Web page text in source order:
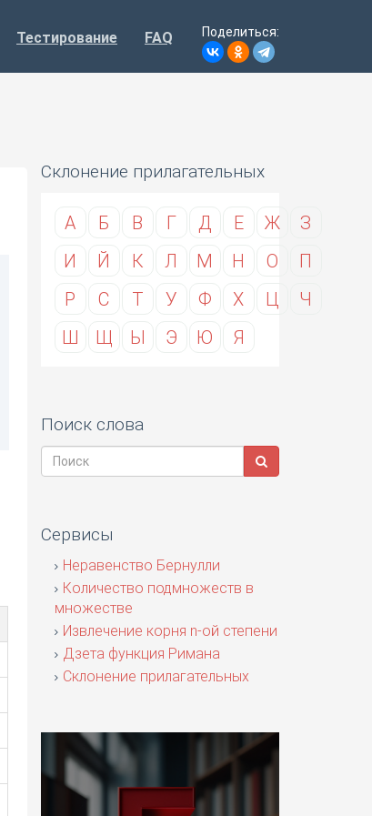
Тестирование FAQ Поделиться:
Склонение прилагательных
А Б В Г Д Е Ж
З
И
Й К Л М Н О
П
Р
С Т У Ф Х Ц
Ч
Ш
Щ Ы Э Ю Я
Поиск слова
Сервисы
Неравенство Бернулли
Количество подмножеств в
множестве
Извлечение корня n-ой степени
Дзета функция Римана
Склонение прилагательных